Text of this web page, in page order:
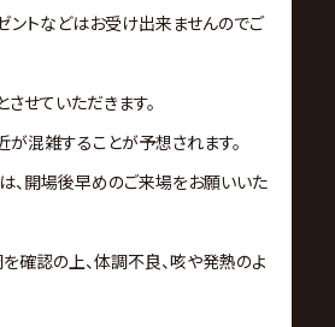
ントなどはお受け出来ませんのでご
させていただきます。
混雑することが予想されます。
開場後早めのご来場をお願いいた
確認の上、体調不良、咳や発熱のよ